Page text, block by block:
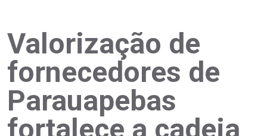
Valorização de
fornecedores de
Parauapebas
fortalece a cadeia